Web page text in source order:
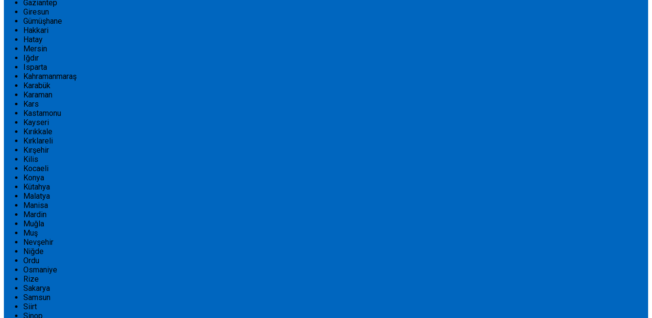
Gaziantep
Giresun
Gümüşhane
Hakkari
Hatay
Mersin
Iğdır
Isparta
Kahramanmaraş
Karabük
Karaman
Kars
Kastamonu
Kayseri
Kırıkkale
Kırklareli
Kırşehir
Kilis
Kocaeli
Konya
Kütahya
Malatya
Manisa
Mardin
Muğla
Muş
Nevşehir
Niğde
Ordu
Osmaniye
Rize
Sakarya
Samsun
Siirt
Sinop